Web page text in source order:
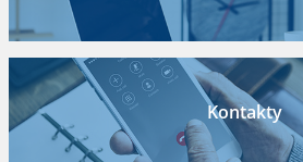
Kontakty